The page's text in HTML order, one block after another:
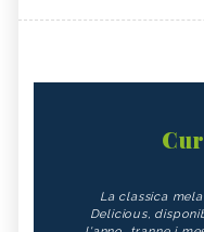
La classica
Delicious,